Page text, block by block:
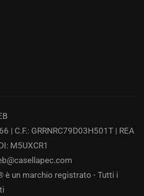
| C.F.: GRRNRC79D03H501T | REA
M5UXCR1
è un marchio registrato - Tutti i